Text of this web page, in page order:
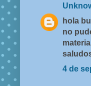
hola
no
4 de